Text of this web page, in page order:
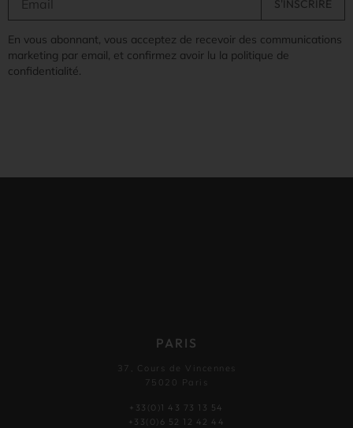
En vous abonnant, vous acceptez de recevoir des communications
marketing par email, et confirmez avoir lu la politique de
confidentialité.
PARIS
37, Cours de Vincennes
75020 Paris
+33(0)1 43 73 13 54
+33(0)6 52 12 42 44